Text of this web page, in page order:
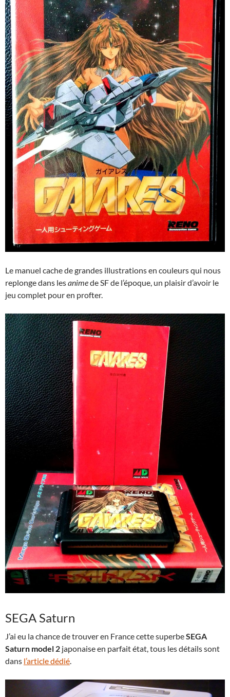
Le manuel cache de grandes illustrations en couleurs qui nous
replonge dans lesanimede SF de l’époque, un plaisir d’avoir le
jeu complet pour en profter.
SEGA Saturn
J’ai eu la chance de trouver en France cette superbeSEGA
Saturn model 2 japonaise en parfait état, tous les détails sont
dans l’article dédié.